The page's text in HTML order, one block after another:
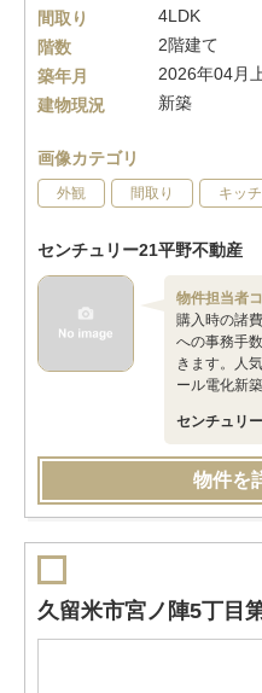
間取り
4LDK
階数
2階建て
築年月
2026年04月
建物現況
新築
画像カテゴリ
外観 間取り キッ
センチュリー21平野不動産
物件担当者
購入時の諸
への事務手
きます。人
ール電化新
センチュリ
物件を
久留米市宮ノ陣5丁